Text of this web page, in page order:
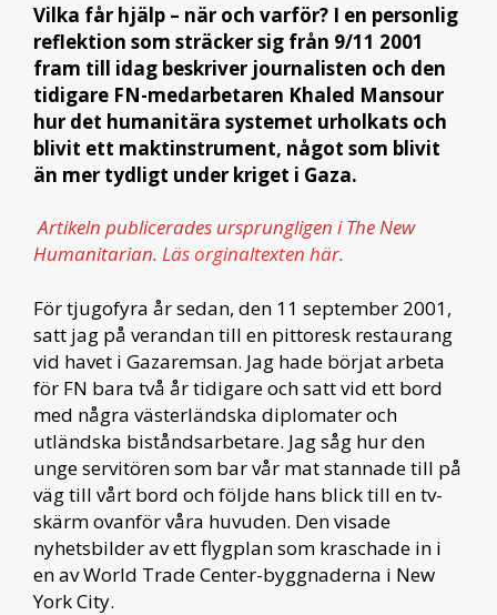
Vilka får hjälp – när och varför? I en personlig
reflektion som sträcker sig från 9/11 2001
fram till idag beskriver journalisten och den
tidigare FN-medarbetaren Khaled Mansour
hur det humanitära systemet urholkats och
blivit ett maktinstrument, något som blivit
än mer tydligt under kriget i Gaza.
Artikeln publicerades ursprungligen i The New
Humanitarian. Läs orginaltexten här.
För tjugofyra år sedan, den 11 september 2001,
satt jag på verandan till en pittoresk restaurang
vid havet i Gazaremsan. Jag hade börjat arbeta
för FN bara två år tidigare och satt vid ett bord
med några västerländska diplomater och
utländska biståndsarbetare. Jag såg hur den
unge servitören som bar vår mat stannade till på
väg till vårt bord och följde hans blick till en tv-
skärm ovanför våra huvuden. Den visade
nyhetsbilder av ett flygplan som kraschade in i
en av World Trade Center-byggnaderna i New
York City.